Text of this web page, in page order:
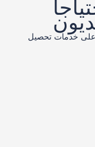
على خدمات تحصيل